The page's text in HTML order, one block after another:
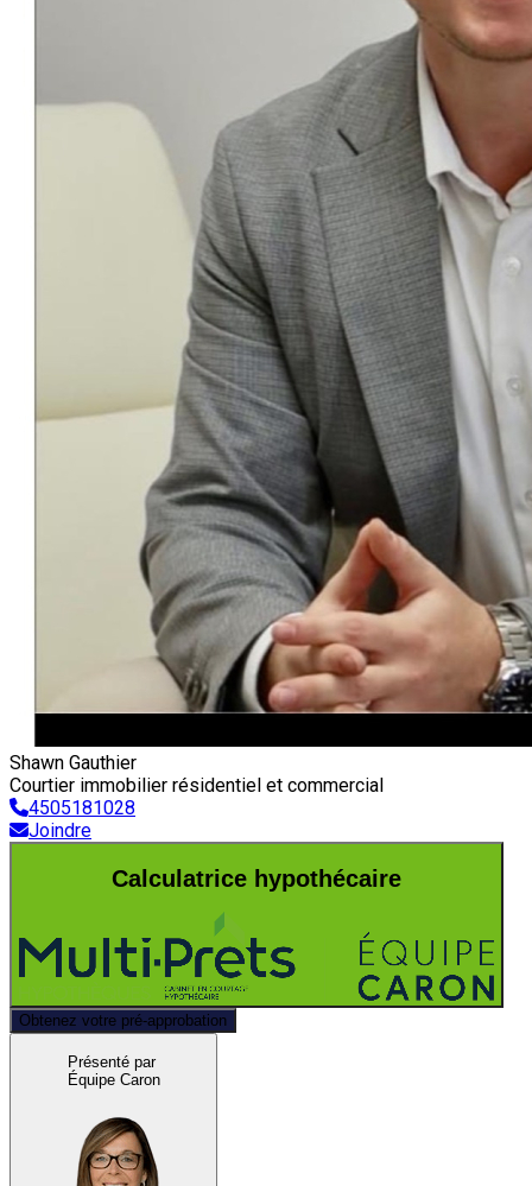
Shawn Gauthier
Courtier immobilier résidentiel et commercial
4505181028
Joindre
Calculatrice hypothécaire
Obtenez votre pré-approbation
Présenté par
Équipe Caron